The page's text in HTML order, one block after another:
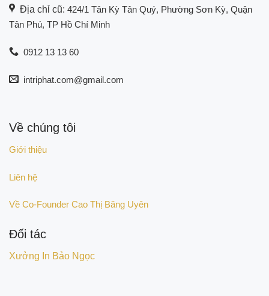
Địa chỉ cũ: 424/1 Tân Kỳ Tân Quý, Phường Sơn Kỳ, Quận
Tân Phú, TP Hồ Chí Minh
0912 13 13 60
intriphat.com@gmail.com
Về chúng tôi
Giới thiệu
Liên hệ
Về Co-Founder Cao Thị Băng Uyên
Đối tác
Xưởng In Bảo Ngọc